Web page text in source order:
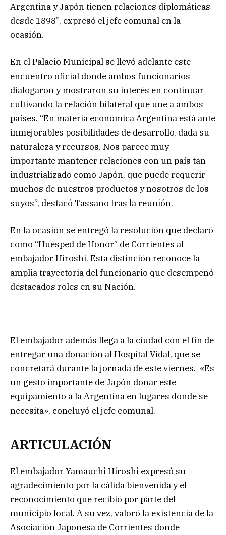
Argentina y Japón tienen relaciones diplomáticas
desde 1898”, expresó el jefe comunal en la
ocasión.
En el Palacio Municipal se llevó adelante este
encuentro oficial donde ambos funcionarios
dialogaron y mostraron su interés en continuar
cultivando la relación bilateral que une a ambos
países. “En materia económica Argentina está ante
inmejorables posibilidades de desarrollo, dada su
naturaleza y recursos. Nos parece muy
importante mantener relaciones con un país tan
industrializado como Japón, que puede requerir
muchos de nuestros productos y nosotros de los
suyos”, destacó Tassano tras la reunión.
En la ocasión se entregó la resolución que declaró
como “Huésped de Honor” de Corrientes al
embajador Hiroshi. Esta distinción reconoce la
amplia trayectoria del funcionario que desempeñó
destacados roles en su Nación.
El embajador además llega a la ciudad con el fin de
entregar una donación al Hospital Vidal, que se
concretará durante la jornada de este viernes. «Es
un gesto importante de Japón donar este
equipamiento a la Argentina en lugares donde se
necesita», concluyó el jefe comunal.
ARTICULACIÓN
El embajador Yamauchi Hiroshi expresó su
agradecimiento por la cálida bienvenida y el
reconocimiento que recibió por parte del
municipio local. A su vez, valoró la existencia de la
Asociación Japonesa de Corrientes donde